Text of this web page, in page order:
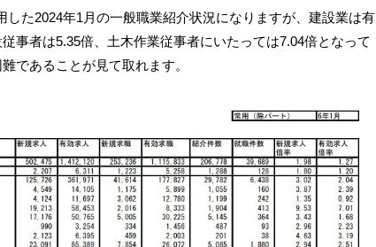
した2024年1月の一般職業紹介状況になりますが、建設業は有
事者は5.35倍、土木作業従事者にいたっては7.04倍となって
であることが見て取れます。